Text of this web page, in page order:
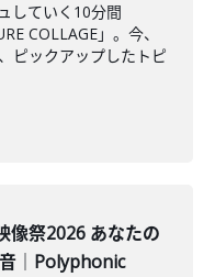
していく10分間
COLLAGE」。今、
ピックアップしたトピ
像祭2026 あなたの
｜Polyphonic